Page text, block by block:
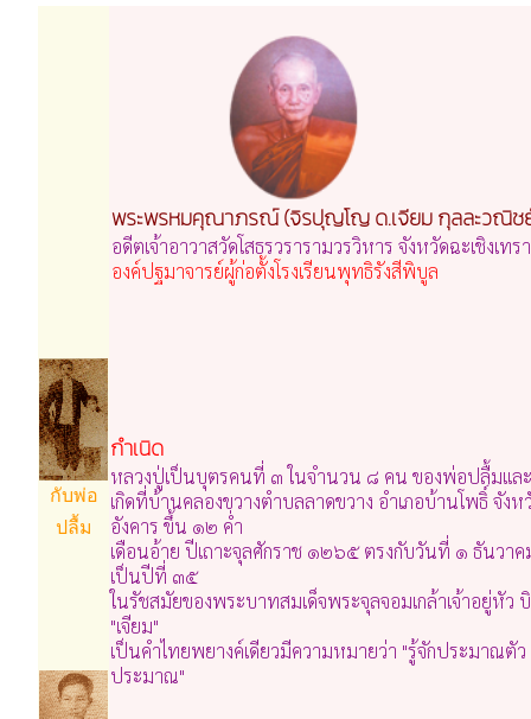
กับพ่อ
ปลื้ม
พระพรหมคุณาภรณ์ (จิรปุญโญ ด.เจียม กุลละวณิช
อดีตเจ้าอาวาสวัดโสธรวรารามวรวิหาร จังหวัดฉะเชิงเทรา
องค์ปฐมาจารย์ผู้ก่อตั้งโรงเรียนพุทธิรังสีพิบูล
กำเนิด
หลวงปู่เป็นบุตรคนที่ ๓ ในจำนวน ๘ คน ของพ่อปลื้มแล
เกิดที่บ้านคลองขวางตำบลลาดขวาง อำเภอบ้านโพธิ์ จังห
อังคาร ขึ้น ๑๒ ค่ำ
เดือนอ้าย ปีเถาะจุลศักราช ๑๒๖๕ ตรงกับวันที่ ๑ ธันว
เป็นปีที่ ๓๕
ในรัชสมัยของพระบาทสมเด็จพระจุลจอมเกล้าเจ้าอยู่หัว
"เจียม"
เป็นคำไทยพยางค์เดียวมีความหมายว่า "รู้จักประมาณ
ประมาณ"